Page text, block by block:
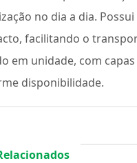
no dia a dia.
facilitando o
em unidade, com
disponibilidade.